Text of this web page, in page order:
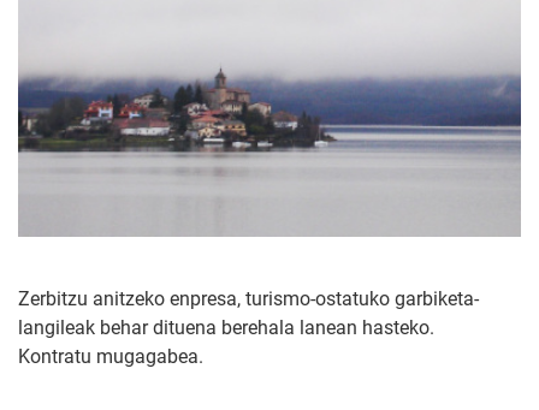
Zerbitzu anitzeko enpresa, turismo-ostatuko garbiketa-
langileak behar dituena berehala lanean hasteko.
Kontratu mugagabea.